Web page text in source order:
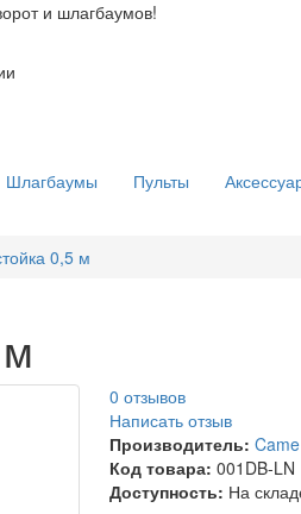
и шлагбаумов!
Шлагбаумы Пульты
0,5 м
0 отзывов
Написать отзыв
Производитель: Came
Код товара: 001DB-LN
Доступность: На